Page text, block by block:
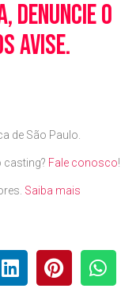
denuncie o
avise.
de São Paulo.
casting? Fale conosco!
Saiba mais